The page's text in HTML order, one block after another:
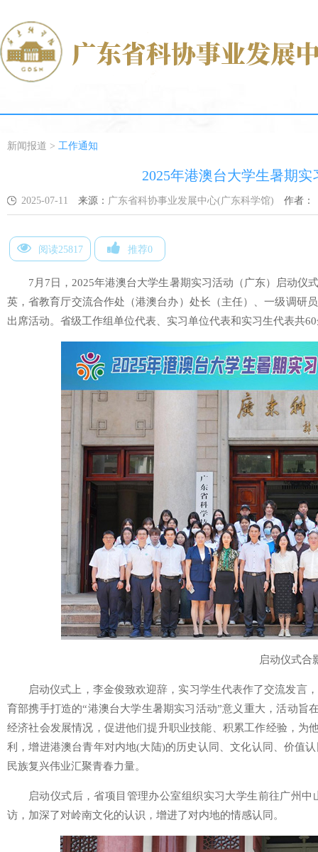
新闻报道 > 工作通知
2025年港澳台大学生暑期
2025-07-11 来源： 广东省科协事业发展中心(广东科学馆) 作者：
阅读25817 推荐0
7月7日，2025年港澳台大学生暑期实习活动（广东）启动仪
英，省教育厅交流合作处（港澳台办）处长（主任）、一级调研
出席活动。省级工作组单位代表、实习单位代表和实习生代表共
启动仪式合
启动仪式上，李金俊致欢迎辞，实习学生代表作了交流发言
育部携手打造的“港澳台大学生暑期实习活动”意义重大，活动旨
经济社会发展情况，促进他们提升职业技能、积累工作经验，为
利，增进港澳台青年对内地(大陆)的历史认同、文化认同、价值
民族复兴伟业汇聚青春力量。
启动仪式后，省项目管理办公室组织实习大学生前往广州
访，加深了对岭南文化的认识，增进了对内地的情感认同。